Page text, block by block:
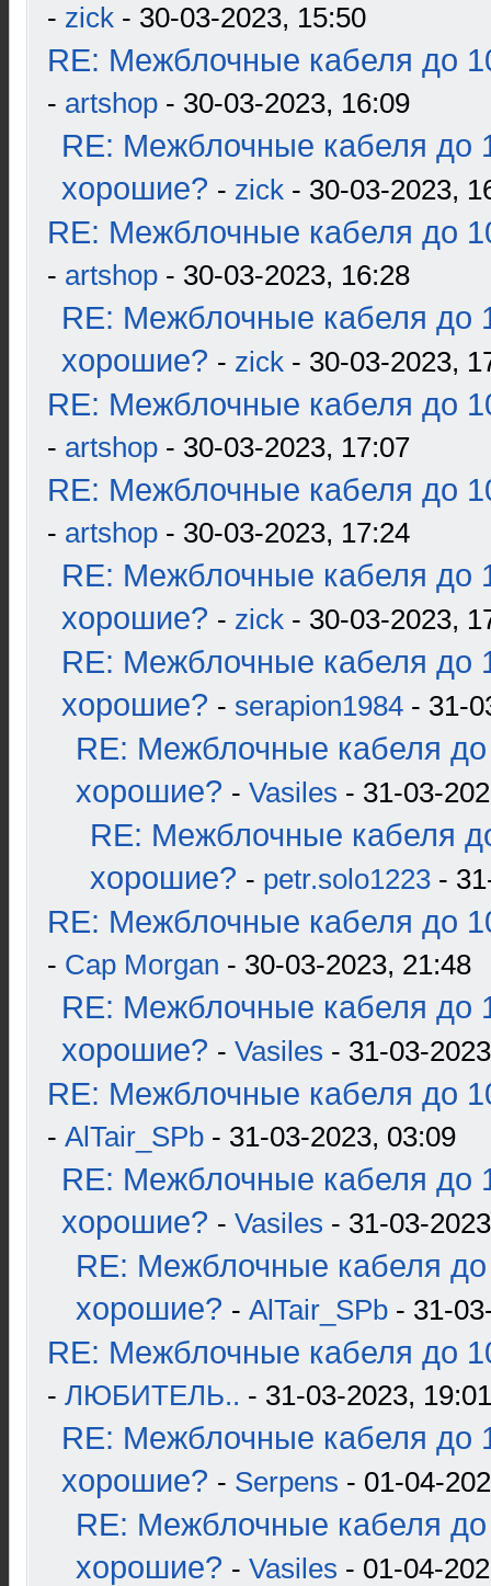
- zick - 30-03-2023, 15:50
RE: Межблочные кабеля до
- artshop - 30-03-2023, 16:09
RE: Межблочные кабеля до
хорошие? - zick - 30-03-2023,
RE: Межблочные кабеля до
- artshop - 30-03-2023, 16:28
RE: Межблочные кабеля до
хорошие? - zick - 30-03-2023,
RE: Межблочные кабеля до
- artshop - 30-03-2023, 17:07
RE: Межблочные кабеля до
- artshop - 30-03-2023, 17:24
RE: Межблочные кабеля до
хорошие? - zick - 30-03-2023,
RE: Межблочные кабеля до
хорошие? - serapion1984 - 31-
RE: Межблочные кабеля до
хорошие? - Vasiles - 31-03-
RE: Межблочные кабеля
хорошие? - petr.solo1223 -
RE: Межблочные кабеля до
- Cap Morgan - 30-03-2023, 21:48
RE: Межблочные кабеля до
хорошие? - Vasiles - 31-03-
RE: Межблочные кабеля до
- AlTair_SPb - 31-03-2023, 03:09
RE: Межблочные кабеля до
хорошие? - Vasiles - 31-03-
RE: Межблочные кабеля до
хорошие? - AlTair_SPb - 31-
RE: Межблочные кабеля до
- ЛЮБИТЕЛЬ.. - 31-03-2023, 19:01
RE: Межблочные кабеля до
хорошие? - Serpens - 01-04-
RE: Межблочные кабеля до
хорошие? - Vasiles - 01-04-